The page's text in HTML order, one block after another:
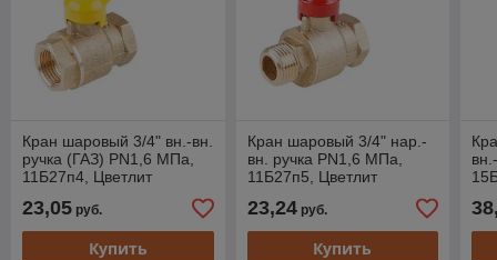
Кран шаровый 3/4" вн.-вн.
ручка (ГАЗ) PN1,6 МПа,
11Б27п4, Цветлит
23,05 руб.
Купить
Кран шаровый 3/4" нар.-
вн. ручка PN1,6 МПа,
11Б27п5, Цветлит
23,24руб.
Купить